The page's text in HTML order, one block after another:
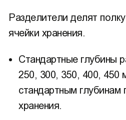
Разделители делят
ячейки хранения.
Стандартные глубины
250, 300, 350, 400, 450
стандартным глубинам
хранения.